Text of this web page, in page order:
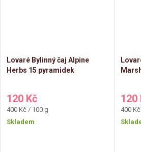
Lovaré Bylinný čaj Alpine
Herbs 15 pyramidek
120 Kč
Měrná
cena:
400 Kč / 100 g
Skladem
120
Měrná
cena:
400